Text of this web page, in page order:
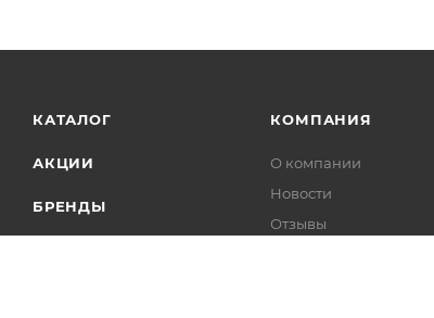
КАТАЛОГ
АКЦИИ
БРЕНДЫ
КОМПАНИЯ
О компании
Новости
Отзывы